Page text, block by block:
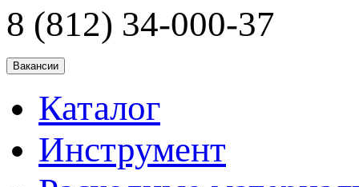
8 (812) 34-000-37
Каталог
Инструмент